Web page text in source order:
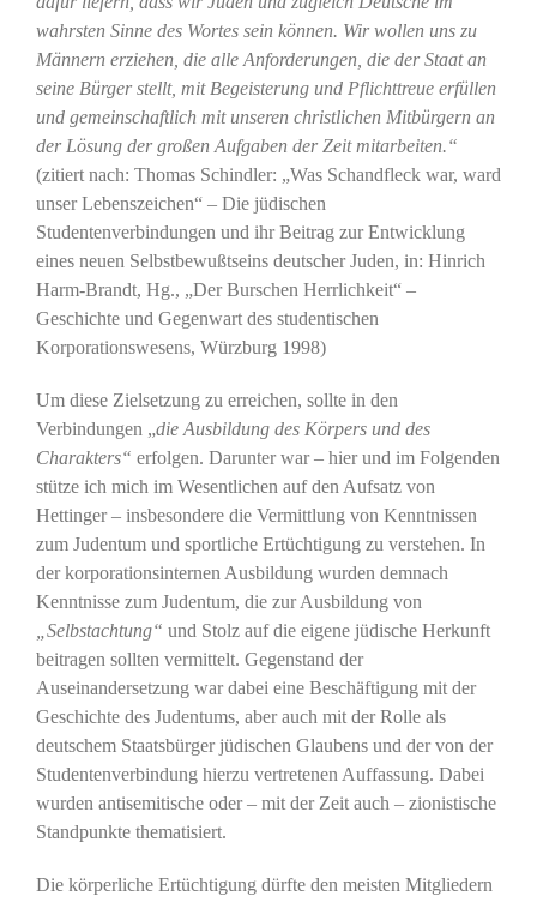
wahrsten Sinne des Wortes sein können. Wir wollen uns zu
Männern erziehen, die alle Anforderungen, die der Staat an
seine Bürger stellt, mit Begeisterung und Pflichttreue erfüllen
und gemeinschaftlich mit unseren christlichen Mitbürgern an
der Lösung der großen Aufgaben der Zeit mitarbeiten.“
(zitiert nach: Thomas Schindler: „Was Schandfleck war, ward
unser Lebenszeichen“ – Die jüdischen
Studentenverbindungen und ihr Beitrag zur Entwicklung
eines neuen Selbstbewußtseins deutscher Juden, in: Hinrich
Harm-Brandt, Hg., „Der Burschen Herrlichkeit“ –
Geschichte und Gegenwart des studentischen
Korporationswesens, Würzburg 1998)
Um diese Zielsetzung zu erreichen, sollte in den
Verbindungen „die Ausbildung des Körpers und des
Charakters“ erfolgen. Darunter war – hier und im Folgenden
stütze ich mich im Wesentlichen auf den Aufsatz von
Hettinger – insbesondere die Vermittlung von Kenntnissen
zum Judentum und sportliche Ertüchtigung zu verstehen. In
der korporationsinternen Ausbildung wurden demnach
Kenntnisse zum Judentum, die zur Ausbildung von
„Selbstachtung“ und Stolz auf die eigene jüdische Herkunft
beitragen sollten vermittelt. Gegenstand der
Auseinandersetzung war dabei eine Beschäftigung mit der
Geschichte des Judentums, aber auch mit der Rolle als
deutschem Staatsbürger jüdischen Glaubens und der von der
Studentenverbindung hierzu vertretenen Auffassung. Dabei
wurden antisemitische oder – mit der Zeit auch – zionistische
Standpunkte thematisiert.
Die körperliche Ertüchtigung dürfte den meisten Mitgliedern